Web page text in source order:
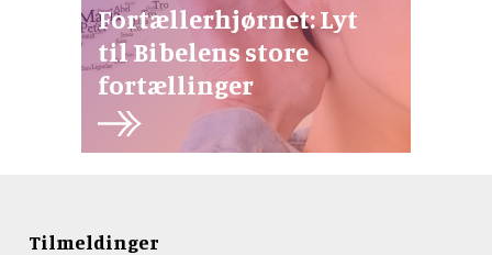
Fortællerhjørnet: Lyt
til Bibelens store
fortællinger
Tilmeldinger